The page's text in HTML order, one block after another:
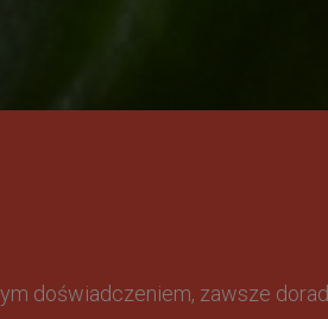
doświadczeniem, zawsze